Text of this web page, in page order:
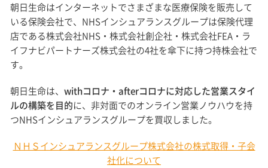
朝日生命はインターネットでさまざまな医療保険を販売して
いる保険会社で、NHSインシュアランスグループは保険代理
店である株式会社NHS・株式会社創企社・株式会社FEA・ラ
イフナビパートナーズ株式会社の4社を傘下に持つ持株会社で
す。
朝日生命は、withコロナ・afterコロナに対応した営業スタイ
ルの構築を目的に、非対面でのオンライン営業ノウハウを持
つNHSインシュアランスグループを買収しました。
ＮＨＳインシュアランスグループ株式会社の株式取得・子会
社化について